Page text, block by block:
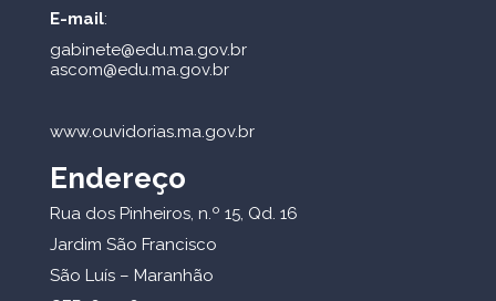
E-mail:
gabinete@edu.ma.gov.br
ascom@edu.ma.gov.br
www.ouvidorias.ma.gov.br
Endereço
Rua dos Pinheiros, n.º 15, Qd. 16
Jardim São Francisco
São Luís – Maranhão